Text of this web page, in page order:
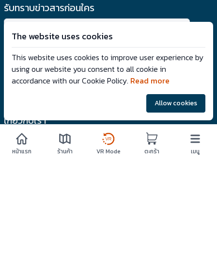
The website uses cookies
This website uses cookies to improve user experience by
using our website you consent to all cookie in
accordance with our Cookie Policy. Read more
Allow cookies
รับทราบข่าวสารก่อนใคร
รับข้อตกลง
Follow us: @vrtwins
เกี่ยวกับเรา
VRTwinS
ร่วมขายกับเรา
หน้าแรก ร้านค้า VR Mode ตะกร้า เมนู